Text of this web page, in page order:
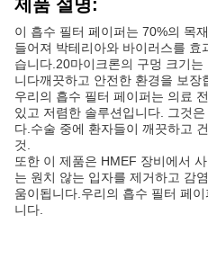
제품 설명:
이 흡수 필터 페이퍼는 70%의 목
들어져 박테리아와 바이러스를 효
습니다.20마이크론의 구멍 크기
니다깨끗하고 안전한 환경을 보장
우리의 흡수 필터 페이퍼는 의료
있고 저렴한 솔루션입니다. 그것
다.수술 중에 환자들이 깨끗하고
것.
또한 이 제품은 HMEF 장비에서
는 원치 않는 입자를 제거하고 감
움이됩니다.우리의 흡수 필터 페
니다.